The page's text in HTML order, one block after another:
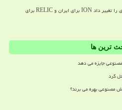
گوگل شیوه نام گذاری گروههای تهدید سایبری را تغییر داد ION برای ایران و RELIC برای
ترین ها
جایزه می دهد
کرد
مصنوعی بهره می برند؟